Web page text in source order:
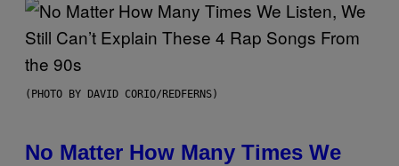
(PHOTO BY DAVID CORIO/REDFERNS)
No Matter How Many Times We